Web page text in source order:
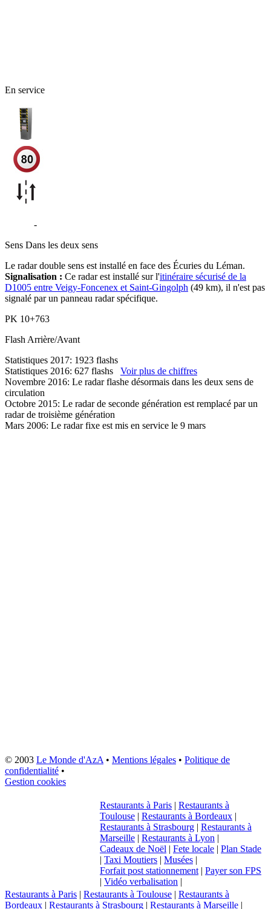
En service
-
Sens Dans les deux sens
Le radar double sens est installé en face des Écuries du Léman.
Signalisation : Ce radar est installé sur l'itinéraire sécurisé de la
D1005 entre Veigy-Foncenex et Saint-Gingolph (49 km), il n'est pas
signalé par un panneau radar spécifique.
PK 10+763
FlashArrière/Avant
Statistiques 2017: 1923 flashs
Statistiques 2016: 627 flashs Voir plus de chiffres
Novembre 2016: Le radar flashe désormais dans les deux sens de
circulation
Octobre 2015: Le radar de seconde génération est remplacé par un
radar de troisième génération
Mars 2006: Le radar fixe est mis en service le 9 mars
© 2003 Le Monde d'AzA• Mentions légales • Politique de
confidentialité •
Gestion cookies
Restaurants à Paris | Restaurants à
Toulouse | Restaurants à Bordeaux |
Restaurants à Strasbourg | Restaurants à
Marseille | Restaurants à Lyon |
Cadeaux de Noël | Fete locale | Plan Stade
| Taxi Moutiers | Musées |
Forfait post stationnement| Payer son FPS
| Vidéo verbalisation |
Restaurants à Paris | Restaurants à Toulouse | Restaurants à
Bordeaux | Restaurants à Strasbourg | Restaurants à Marseille |